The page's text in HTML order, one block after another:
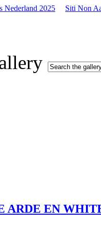
Nederland 2025 Siti Non
ARDE EN